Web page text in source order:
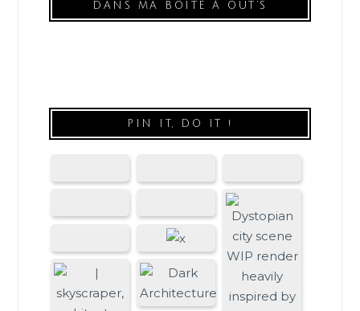
DANS MA BOITE À OUT’S
PIN IT, DO IT !